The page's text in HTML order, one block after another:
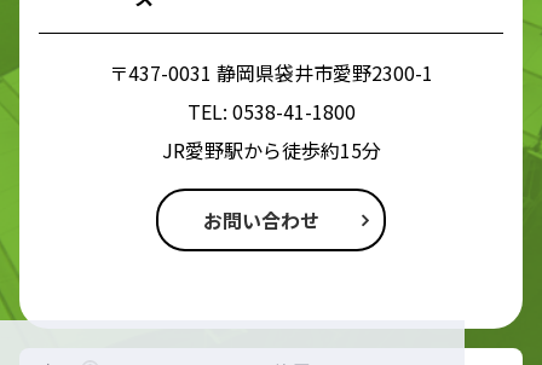
〒437-0031 静岡県袋井市愛野2300-1
TEL: 0538-41-1800
JR愛野駅から徒歩約15分
お問い合わせ